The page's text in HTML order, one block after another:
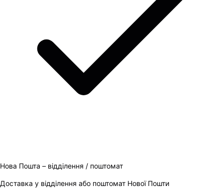
Нова Пошта – відділення / поштомат
Доставка у відділення або поштомат Нової Пошти